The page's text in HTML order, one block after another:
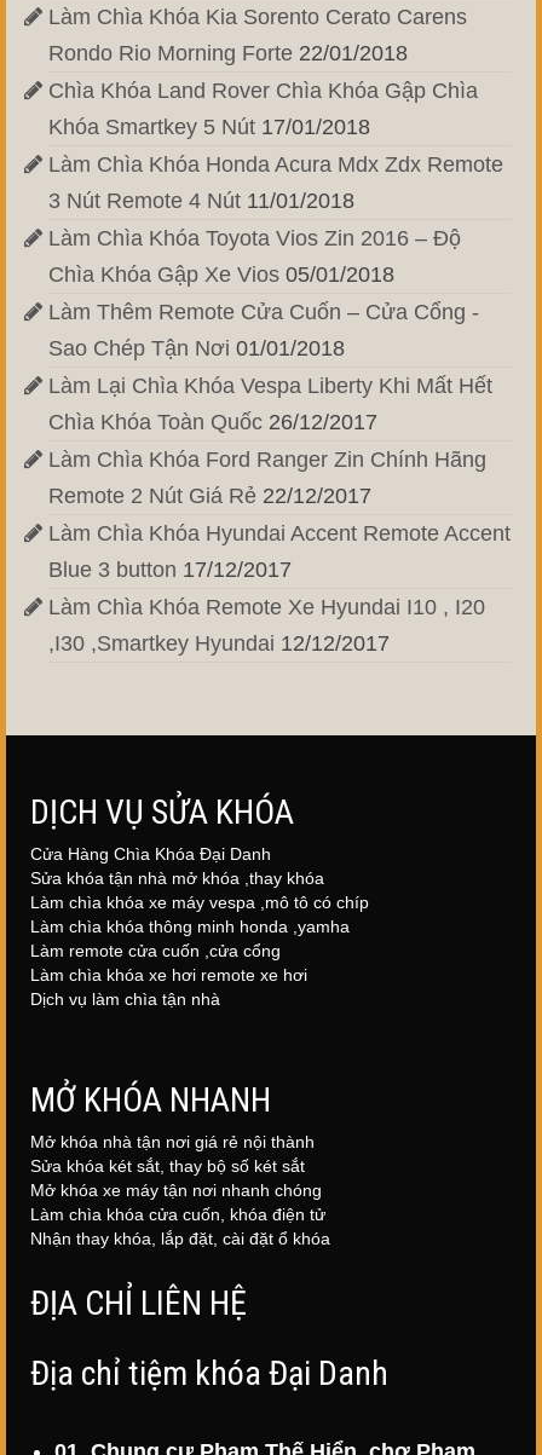
Làm Chìa Khóa Kia Sorento Cerato Carens
Rondo Rio Morning Forte 22/01/2018
Chìa Khóa Land Rover Chìa Khóa Gập Chìa
Khóa Smartkey 5 Nút 17/01/2018
Làm Chìa Khóa Honda Acura Mdx Zdx Remote
3 Nút Remote 4 Nút 11/01/2018
Làm Chìa Khóa Toyota Vios Zin 2016 – Độ
Chìa Khóa Gập Xe Vios 05/01/2018
Làm Thêm Remote Cửa Cuốn – Cửa Cổng -
Sao Chép Tận Nơi 01/01/2018
Làm Lại Chìa Khóa Vespa Liberty Khi Mất Hết
Chìa Khóa Toàn Quốc 26/12/2017
Làm Chìa Khóa Ford Ranger Zin Chính Hãng
Remote 2 Nút Giá Rẻ 22/12/2017
Làm Chìa Khóa Hyundai Accent Remote Accent
Blue 3 button 17/12/2017
Làm Chìa Khóa Remote Xe Hyundai I10 , I20
,I30 ,Smartkey Hyundai 12/12/2017
DỊCH VỤ SỬA KHÓA
Cửa Hàng Chìa Khóa Đại Danh
Sửa khóa tận nhà mở khóa ,thay khóa
Làm chìa khóa xe máy vespa ,mô tô có chíp
Làm chìa khóa thông minh honda ,yamha
Làm remote cửa cuốn ,cửa cổng
Làm chìa khóa xe hơi remote xe hơi
Dịch vụ làm chìa tận nhà
MỞ KHÓA NHANH
Mở khóa nhà tận nơi giá rẻ nội thành
Sửa khóa két sắt, thay bộ số két sắt
Mở khóa xe máy tận nơi nhanh chóng
Làm chìa khóa cửa cuốn, khóa điện tử
Nhận thay khóa, lắp đặt, cài đặt ổ khóa
ĐỊA CHỈ LIÊN HỆ
Địa chỉ tiệm khóa Đại Danh